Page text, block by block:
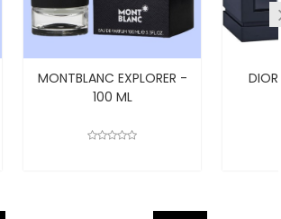
-
DIOR SAUVAGE ELIXIR